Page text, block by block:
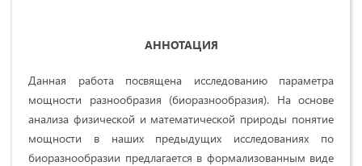
АННОТАЦИЯ
Данная работа посвящена исследованию параметра
мощности разнообразия (биоразнообразия). На основе
анализа физической и математической природы понятие
мощности в наших предыдущих исследованиях по
биоразнообразии предлагается в формализованным виде